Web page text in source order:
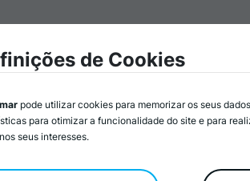
para a crise
de Cookies
pode utilizar cookies para memorizar os seus
para otimizar a funcionalidade do site e para
seus interesses.